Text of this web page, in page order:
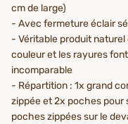
cm de large)
- Avec fermeture éclair
- Véritable produit
couleur et les rayures
incomparable
- Répartition : 1x grand
zippée et 2x poches pour
poches zippées sur le